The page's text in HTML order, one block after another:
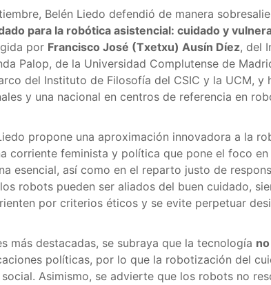
Belén Liedo defendió de manera
para la robótica asistencial: cuidado y
por Francisco José (Txetxu) Ausín Díez, del
Palop, de la Universidad Complutense de
del Instituto de Filosofía del CSIC y la UCM, y
y una nacional en centros de referencia en
propone una aproximación innovadora a la
corriente feminista y política que pone el foco
esencial, así como en el reparto justo de
robots pueden ser aliados del buen cuidado,
por criterios éticos y se evite perpetuar
más destacadas, se subraya que la tecnología
políticas, por lo que la robotización del
Asimismo, se advierte que los robots no